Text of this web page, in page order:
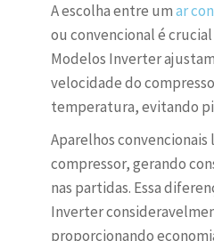
A escolha entre umar
ou convencional é
Modelos Inverter
velocidade do
temperatura, evitando
Aparelhos convencionais
compressor, gerando
nas partidas. Essa
Inverter
proporcionando